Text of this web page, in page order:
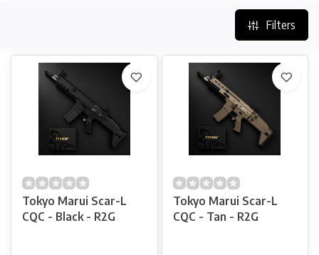
Filters
Tokyo Marui Scar-L
CQC - Black - R2G
Tokyo Marui Scar-L
CQC - Tan - R2G